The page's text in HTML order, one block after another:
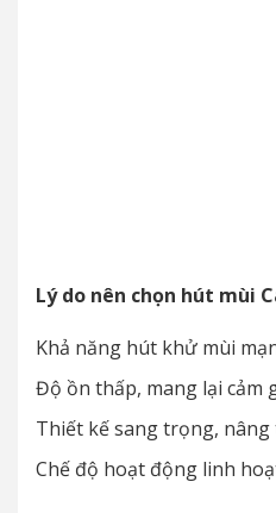
Lý do nên chọn hút mùi
Khả năng hút khử mùi
Độ ồn thấp, mang lại cảm
Thiết kế sang trọng, nâng
Chế độ hoạt động linh